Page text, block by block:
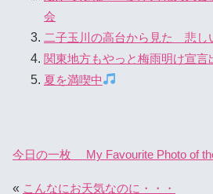
会
二子玉川の高台から見た 悲し
関東地方もやっと梅雨明け宣
夏を満喫中
今日の一枚 My Favourite Photo of
« こんなにお天気なのに・・・